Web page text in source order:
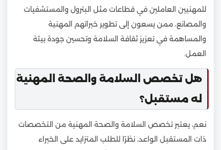
للمهنيين العاملين في قطاعات مثل البترول والمستشفيات
والمصانع، ممن يسعون إلى تطوير خبراتهم المهنية
والمساهمة في تعزيز ثقافة السلامة وتحسين جودة بيئة
العمل.
هل تخصص السلامة والصحة المهنية
له مستقبل؟
نعم، يعتبر تخصص السلامة والصحة المهنية من التخصصات
ذات المستقبل الواعد، نظرًا للطلب المتزايد على الخبراء